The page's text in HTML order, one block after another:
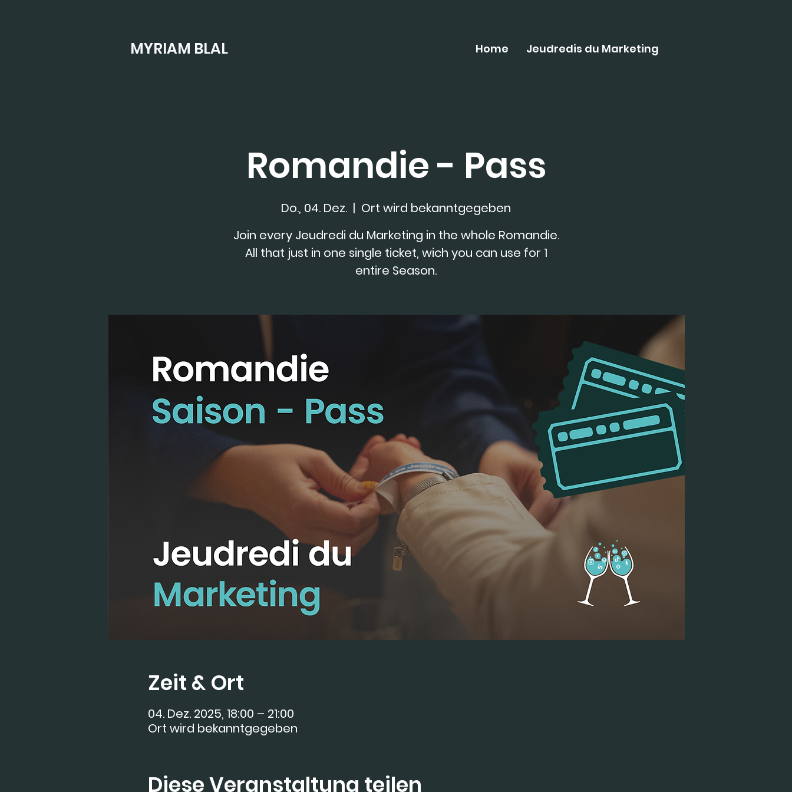
MYRIAM BLAL Home Jeudredis du Marketing
Romandie - Pass
Do., 04. Dez.
  |
Ort wird bekanntgegeben
Join every Jeudredi du Marketing in the whole Romandie.
All that just in one single ticket, wich you can use for 1
entire Season.
Zeit & Ort
04. Dez. 2025, 18:00 – 21:00
Ort wird bekanntgegeben
Diese Veranstaltung teilen